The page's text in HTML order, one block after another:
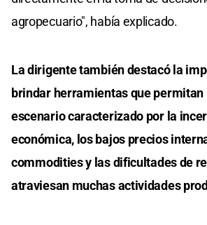
agropecuario", había explicado.
La dirigente también destacó la
brindar herramientas que
escenario caracterizado por la
económica, los bajos precios
commodities y las dificultades de
atraviesan muchas actividades